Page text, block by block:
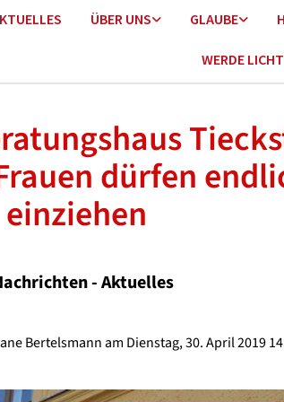
ÜBER UNS GLAUBE
WERDE
dürfen
einziehen
- Aktuelles
Bertelsmann am Dienstag, 30. April 2019